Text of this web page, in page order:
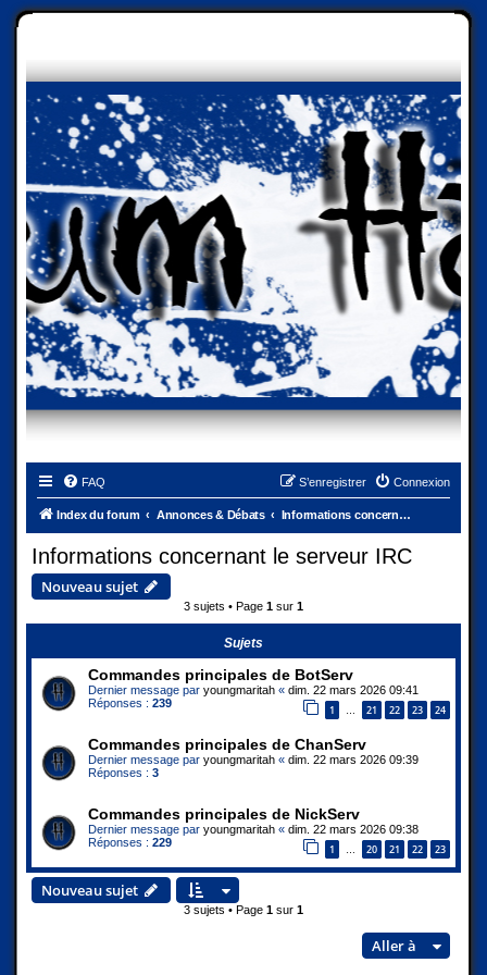
FAQ Connexion
S’enregistrer
Index du forum Annonces & Débats Informations concernant le serveur IRC
Informations concernant le serveur IRC
Nouveau sujet
3 sujets • Page 1 sur 1
Sujets
Commandes principales de BotServ
Dernier message par youngmaritah « dim. 22 mars 2026 09:41
Réponses : 239 1 … 21 22 23 24
Commandes principales de ChanServ
Dernier message par youngmaritah « dim. 22 mars 2026 09:39
Réponses : 3
Commandes principales de NickServ
Dernier message par youngmaritah « dim. 22 mars 2026 09:38
Réponses : 229 1 … 20 21 22 23
Nouveau sujet
3 sujets • Page 1 sur 1
Aller à